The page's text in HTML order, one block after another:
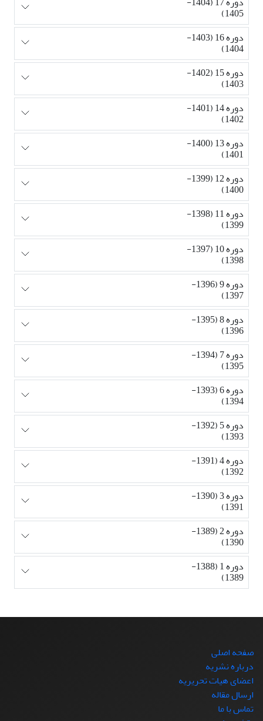
1405)
دوره 16 (1403-
1404)
دوره 15 (1402-
1403)
دوره 14 (1401-
1402)
دوره 13 (1400-
1401)
دوره 12 (1399-
1400)
دوره 11 (1398-
1399)
دوره 10 (1397-
1398)
دوره 9 (1396-
1397)
دوره 8 (1395-
1396)
دوره 7 (1394-
1395)
دوره 6 (1393-
1394)
دوره 5 (1392-
1393)
دوره 4 (1391-
1392)
دوره 3 (1390-
1391)
دوره 2 (1389-
1390)
دوره 1 (1388-
1389)
صفحه اصلی
درباره نشریه
اعضای هیات تحریریه
ارسال مقاله
تماس با ما